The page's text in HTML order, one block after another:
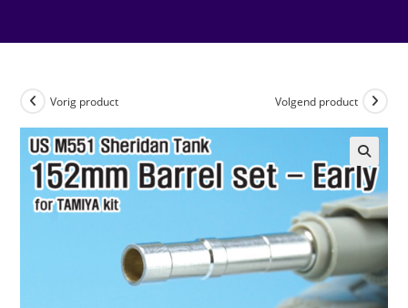
Vorig product Volgend product